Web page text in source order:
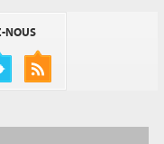
NOUS